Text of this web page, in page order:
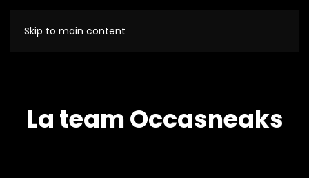
Skip to main content
La team Occasneaks